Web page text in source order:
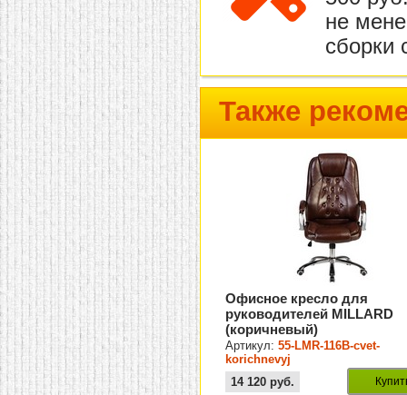
не
сборки
Также
Офисное кресло для
руководителей MILLARD
(коричневый)
Артикул:55-LMR-116B-cvet-
korichnevyj
14 120 руб.